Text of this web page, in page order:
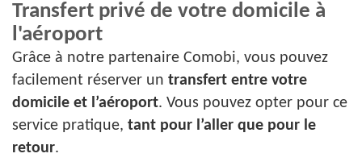
Transfert privé de votre domicile à
l'aéroport
Grâce à notre partenaire Comobi, vous pouvez
facilement réserver un transfert entre votre
domicile et l’aéroport. Vous pouvez opter pour ce
service pratique, tant pour l’aller que pour le
retour.